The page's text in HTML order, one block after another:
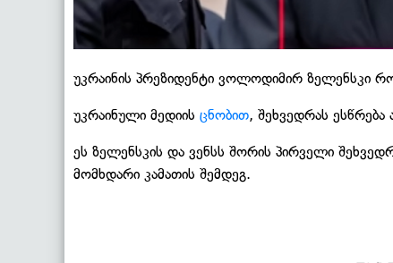
უკრაინის პრეზიდენტი ვოლოდიმირ ზელენსკი
უკრაინული მედიის ცნობით, შეხვედრას
ეს ზელენსკის და ვენსს შორის პირველი
მომხდარი კამათის შემდეგ.